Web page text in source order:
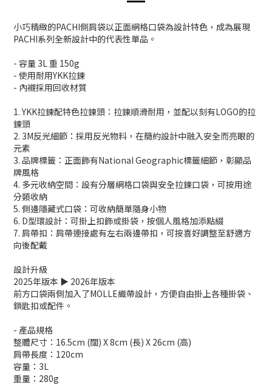
小巧精緻的PACHI側肩袋以正面網格口袋為設計特色，成為展現
PACHI系列全新設計中的代表性單品。
- 容量 3L 重 150g
- 使用耐用YKK拉鍊
- 內襯採用回收材質
1. YKK拉鍊配特色拉鍊頭：拉鍊順滑耐用，並配以刻有LOGO的拉
鍊頭
2. 3M反光細節：採用反光物料，在簡約設計中融入安全而亮眼的
元素
3. 品牌標籤：正面飾有National Geographic標籤細節，彰顯品
牌風格
4. 多元收納空間：設有分層網格口袋與安全拉鍊口袋，可按用途
分類收納
5. 側邊隱藏式口袋：可收納簡單隨身小物
6. D型環設計：可掛上扣飾或掛袋，按個人風格加添點綴
7. 肩帶扣：肩帶連接處有左右兩邊帶扣，可按喜好調整至舒適方
向後配戴
設計升級
2025年版本 ▶ 2026年版本
前方口袋兩側加入了MOLLE織帶設計，方便自由掛上各種掛袋、
鎖匙扣或配件。
- 產品規格
整體尺寸：16.5cm (闊) X 8cm (長) X 26cm (高)
肩帶長度：120cm
容量：3L
重量：280g